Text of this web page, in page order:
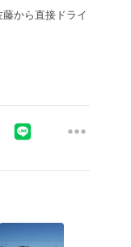
から直接ドライ